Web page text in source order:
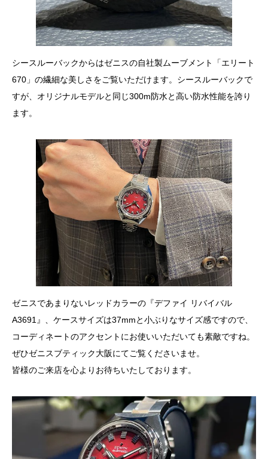
シースルーバックからはゼニスの自社製ムーブメント「エリート
670」の繊細な美しさをご覧いただけます。シースルーバックで
すが、オリジナルモデルと同じ300m防水と高い防水性能を誇り
ます。
ゼニスであまりないレッドカラーの『デファイ リバイバル
A3691』、ケースサイズは37mmと小ぶりなサイズ感ですので、
コーディネートのアクセントにお使いいただいても素敵ですね。
ぜひゼニスブティック大阪にてご覧くださいませ。
皆様のご来店を心よりお待ちいたしております。